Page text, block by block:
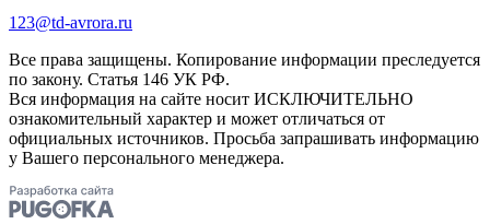
123@td-avrora.ru
Все права защищены. Копирование информации преследуется
по закону. Статья 146 УК РФ.
Вся информация на сайте носит ИСКЛЮЧИТЕЛЬНО
ознакомительный характер и может отличаться от
официальных источников. Просьба запрашивать информацию
у Вашего персонального менеджера.